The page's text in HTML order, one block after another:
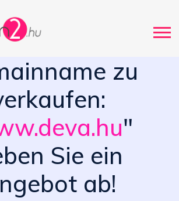
zu
"
Sie ein
ab!